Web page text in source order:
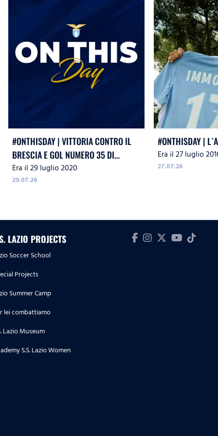
#ONTHISDAY | VITTORIA CONTRO IL
BRESCIA E GOL NUMERO 35 DI
IMMOBILE
Era il 29 luglio 2020
29.07.26
#ONTHISDAY |
Era il 27 luglio
27.07.26
LAZIO PROJECTS
Soccer School
Projects
Summer Camp
lei combattiamo
Lazio Museum
S.S. Lazio Women